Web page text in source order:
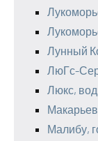
Лунный
ЛюГс-
Люкс,
Малибу,